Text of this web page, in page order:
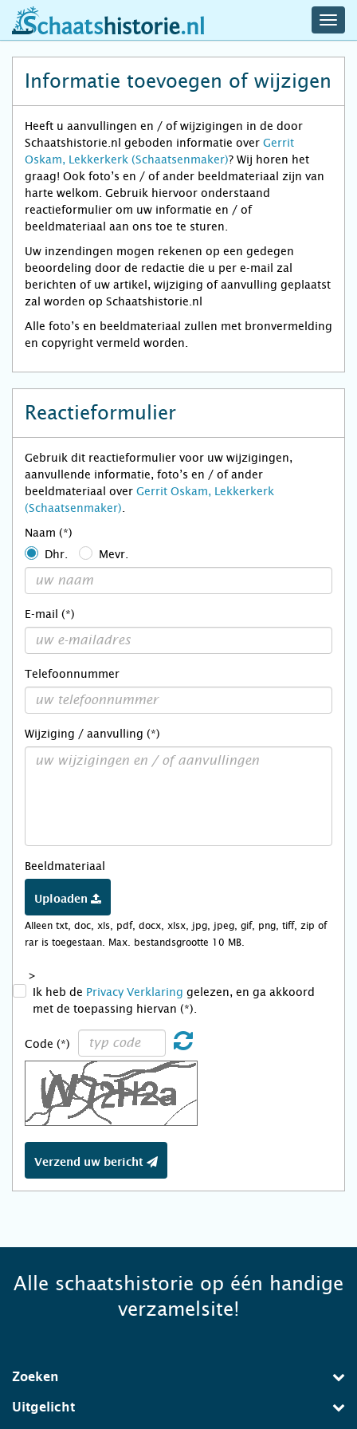
schaatshistorie.nl
Informatie toevoegen of wijzigen
Heeft u aanvullingen en / of wijzigingen in de door
Schaatshistorie.nl geboden informatie over Gerrit
Oskam, Lekkerkerk (Schaatsenmaker)? Wij horen het
graag! Ook foto’s en / of ander beeldmateriaal zijn van
harte welkom. Gebruik hiervoor onderstaand
reactieformulier om uw informatie en / of
beeldmateriaal aan ons toe te sturen.
Uw inzendingen mogen rekenen op een gedegen
beoordeling door de redactie die u per e-mail zal
berichten of uw artikel, wijziging of aanvulling geplaatst
zal worden op Schaatshistorie.nl
Alle foto’s en beeldmateriaal zullen met bronvermelding
en copyright vermeld worden.
Reactieformulier
Gebruik dit reactieformulier voor uw wijzigingen,
aanvullende informatie, foto’s en / of ander
beeldmateriaal over Gerrit Oskam, Lekkerkerk
(Schaatsenmaker)
Naam (*)
Dhr.
Mevr.
E-mail (*)
Telefoonnummer
Wijziging / aanvulling (*)
Beeldmateriaal
Uploaden
Alleen txt, doc, xls, pdf, docx, xlsx, jpg, jpeg, gif, png, tiff, zip of
rar is toegestaan. Max. bestandsgrootte 10 MB.
>
Ik heb de Privacy Verklaring gelezen, en ga akkoord
met de toepassing hiervan (*).
Code (*)
Verzend uw bericht
Alle schaatshistorie op één handige
verzamelsite!
Zoeken
Uitgelicht